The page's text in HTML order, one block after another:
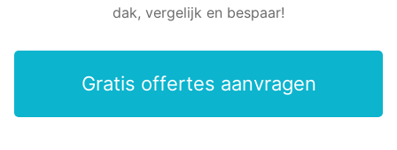
dak, vergelijk en bespaar!
Gratis offertes aanvragen